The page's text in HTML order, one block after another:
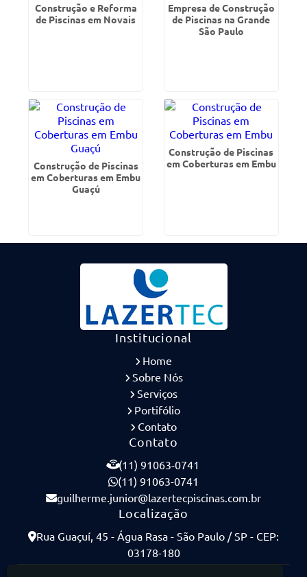
Construção e Reforma
de Piscinas em Novais
Empresa de Construção
de Piscinas na Grande
São Paulo
Construção de Piscinas
em Coberturas em Embu
Guaçú
Construção de Piscinas
em Coberturas em Embu
Institucional
Home
Sobre Nós
Serviços
Portifólio
Contato
Contato
(11) 91063-0741
(11) 91063-0741
guilherme.junior@lazertecpiscinas.com.br
Localização
Rua Guaçuí, 45 - Água Rasa - São Paulo / SP - CEP:
03178-180